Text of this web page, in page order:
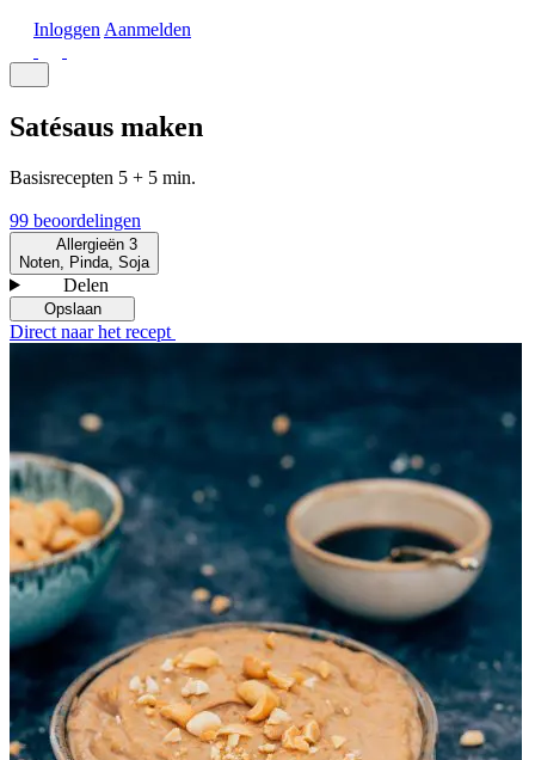
Inloggen Aanmelden
Satésaus maken
Basisrecepten 5 + 5 min.
99 beoordelingen
Allergieën 3
Noten, Pinda, Soja
Delen
Opslaan
Direct naar het recept